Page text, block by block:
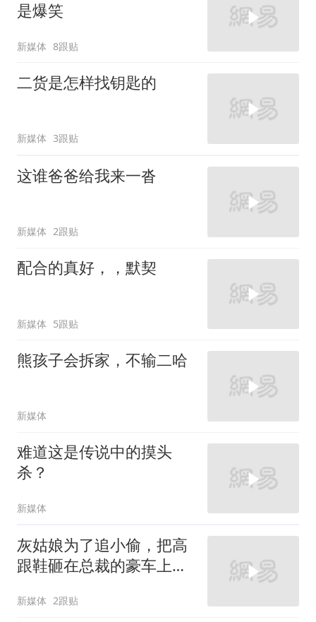
是爆笑
新媒体 8跟贴
二货是怎样找钥匙的
新媒体 3跟贴
这谁爸爸给我来一沓
新媒体 2跟贴
配合的真好，，默契
新媒体 5跟贴
熊孩子会拆家，不输二哈
新媒体
难道这是传说中的摸头
杀？
新媒体
灰姑娘为了追小偷，把高
跟鞋砸在总裁的豪车上，
新媒体 2跟贴